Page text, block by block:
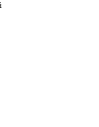
(корабли)
(авиация)
(ДЛ-3)